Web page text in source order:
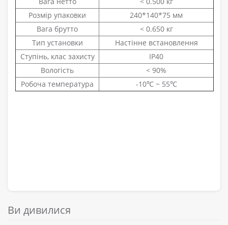
Розмір упаковки
240*140*75 мм
Вага брутто
< 0.650 кг
Тип установки
Настінне встановлення
Ступінь, клас захисту
IP40
Вологість
< 90%
Робоча температура
-10℃ ~ 55℃
Ви дивилися